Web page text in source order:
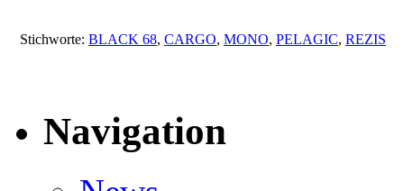
Stichworte: BLACK 68, CARGO, MONO, PELAGIC, REZIS
Navigation